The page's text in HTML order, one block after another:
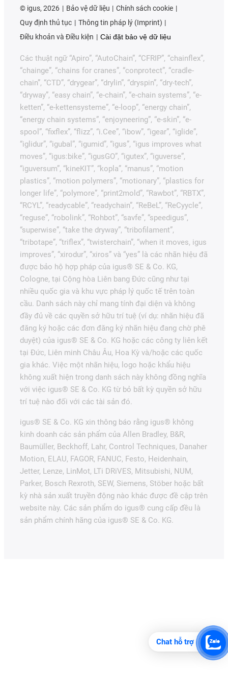
© igus, 2026 Bảo vệ dữ liệu
Chính sách cookie
Quy định thủ tục
Thông tin pháp lý (Imprint)
Điều khoản và Điều kiện
Cài đặt bảo vệ dữ liệu
Các thuật ngữ “Apiro”, “AutoChain”, “CFRIP”, “chainflex”,
“chainge”, “chains for cranes”, “conprotect”, “cradle-
chain”, “CTD”, “drygear”, “drylin”, “dryspin”, “dry-tech”,
“dryway”, “easy chain”, “e-chain”, “e-chain systems”, “e-
ketten”, “e-kettensysteme”, “e-loop”, “energy chain”,
“energy chain systems”, “enjoyneering”, “e-skin”, “e-
spool”, “fixflex”, “flizz”, “i.Cee”, “ibow”, “igear”, “iglide”,
“iglidur”, “igubal”, “igumid”, “igus”, “igus improves what
moves”, “igus:bike”, “igusGO”, “igutex”, “iguverse”,
“iguversum”, “kineKIT”, “kopla”, “manus”, “motion
plastics”, “motion polymers”, “motionary”, “plastics for
longer life”, “polymore”, “print2mold”, “Rawbot”, “RBTX”,
“RCYL”, “readycable”, “readychain”, “ReBeL”, “ReCyycle”,
“reguse”, “robolink”, “Rohbot”, “savfe”, “speedigus”,
“superwise”, “take the dryway”, “tribofilament”,
“tribotape”, “triflex”, “twisterchain”, “when it moves, igus
improves”, “xirodur”, “xiros” và “yes” là các nhãn hiệu đã
được bảo hộ hợp pháp của igus® SE & Co. KG,
Cologne, tại Cộng hòa Liên bang Đức cũng như tại
nhiều quốc gia và khu vực pháp lý quốc tế trên toàn
cầu. Danh sách này chỉ mang tính đại diện và không
đầy đủ về các quyền sở hữu trí tuệ (ví dụ: nhãn hiệu đã
đăng ký hoặc các đơn đăng ký nhãn hiệu đang chờ phê
duyệt) của igus® SE & Co. KG hoặc các công ty liên kết
tại Đức, Liên minh Châu Âu, Hoa Kỳ và/hoặc các quốc
gia khác. Việc một nhãn hiệu, logo hoặc khẩu hiệu
không xuất hiện trong danh sách này không đồng nghĩa
với việc igus® SE & Co. KG từ bỏ bất kỳ quyền sở hữu
trí tuệ nào đối với các tài sản đó.
igus® SE & Co. KG xin thông báo rằng igus® không
kinh doanh các sản phẩm của Allen Bradley, B&R,
Baumüller, Beckhoff, Lahr, Control Techniques, Danaher
Motion, ELAU, FAGOR, FANUC, Festo, Heidenhain,
Jetter, Lenze, LinMot, LTi DRiVES, Mitsubishi, NUM,
Parker, Bosch Rexroth, SEW, Siemens, Stöber hoặc bất
kỳ nhà sản xuất truyền động nào khác được đề cập trên
website này. Các sản phẩm do igus® cung cấp đều là
sản phẩm chính hãng của igus® SE & Co. KG.
Chat hỗ trợ